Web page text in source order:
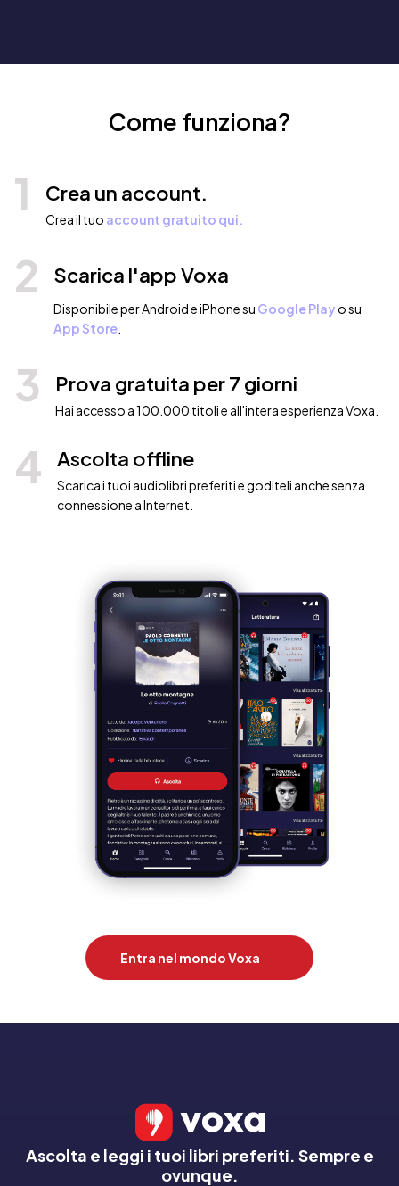
Come funziona?
1 Crea un account.
Crea il tuo account gratuito qui.
2 Scarica l'app Voxa
Disponibile per Android e iPhone su Google Playo su
App Store
3 Prova gratuita per 7 giorni
Hai accesso a 100.000 titoli e all'intera esperienza Voxa.
4 Ascolta offline
Scarica i tuoi audiolibri preferiti e goditeli anche senza
connessione a Internet.
Entra nel mondo Voxa
Ascolta e leggi i tuoi libri preferiti. Sempre e
ovunque.